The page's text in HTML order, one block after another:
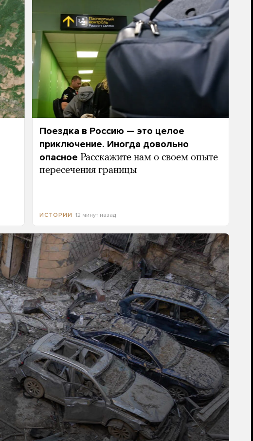
Поездка в Россию — это целое
приключение. Иногда довольно
опасное Расскажите нам о своем опыте
пересечения границы
ИСТОРИИ 12 минут назад